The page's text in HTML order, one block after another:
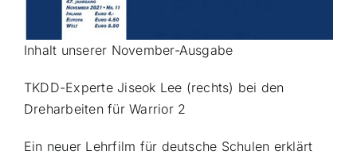
Inhalt unserer November-Ausgabe
TKDD-Experte Jiseok Lee (rechts) bei den
Dreharbeiten für Warrior 2
Ein neuer Lehrfilm für deutsche Schulen erklärt